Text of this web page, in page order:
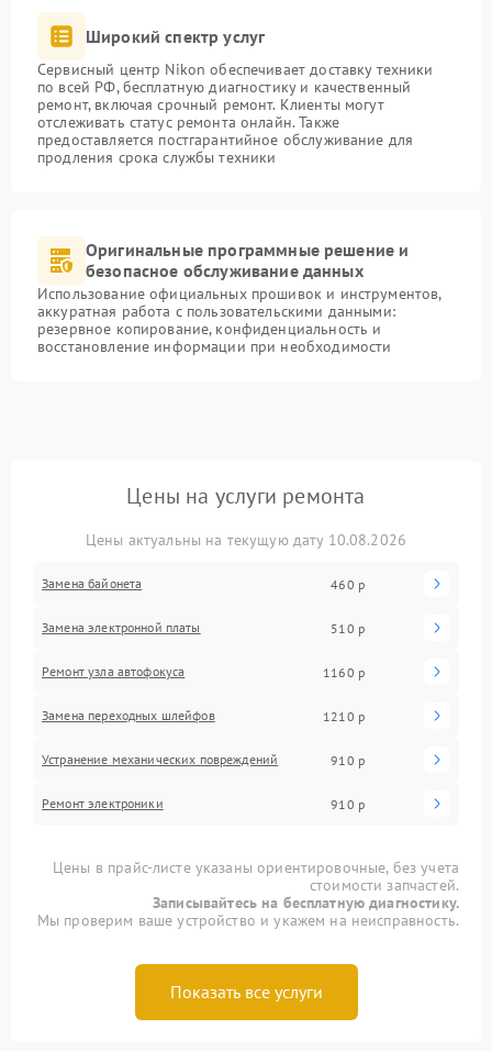
Широкий спектр услуг
Сервисный центр Nikon обеспечивает доставку техники
по всей РФ, бесплатную диагностику и качественный
ремонт, включая срочный ремонт. Клиенты могут
отслеживать статус ремонта онлайн. Также
предоставляется постгарантийное обслуживание для
продления срока службы техники
Оригинальные программные решение и
безопасное обслуживание данных
Использование официальных прошивок и инструментов,
аккуратная работа с пользовательскими данными:
резервное копирование, конфиденциальность и
восстановление информации при необходимости
Цены на услуги ремонта
Цены актуальны на текущую дату 10.08.2026
Замена байонета 460 р
Замена электронной платы 510 р
Ремонт узла автофокуса 1160 р
Замена переходных шлейфов 1210 р
Устранение механических повреждений 910 р
Ремонт электроники 910 р
Цены в прайс-листе указаны ориентировочные, без учета
стоимости запчастей.
Записывайтесь на бесплатную диагностику.
Мы проверим ваше устройство и укажем на неисправность.
Показать все услуги